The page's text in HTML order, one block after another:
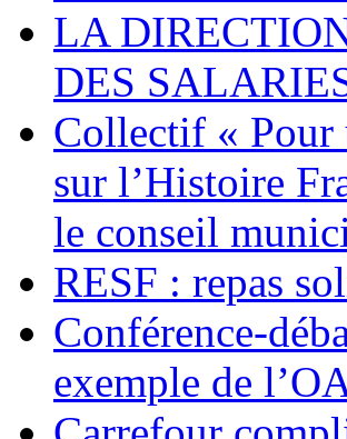
LA
DES
Collectif « Pour
sur l’Histoire
le conseil
RESF : repas
Conférence-
exemple de